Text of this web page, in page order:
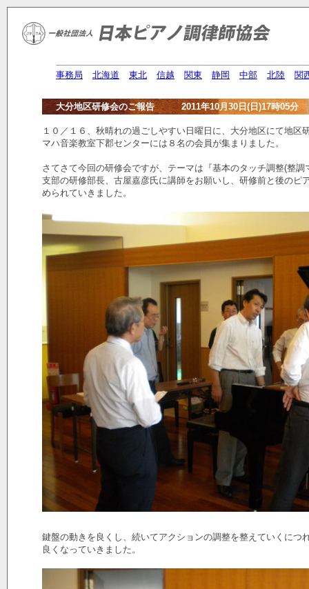
事務局 北海道 東北 信越 関東 静岡 中部 北陸 関
大分地区研修会のご報告 2011年10月30日(日)17時05分
１０／１６、秋晴れの過ごしやすい日曜日に、大分地区にて地区
マハ音楽教室下郡センターには８名の会員が集まりました。
さてさて今回の研修会ですが、テーマは『基本のタッチ調整(整調
支部の研修部長、古屋嘉彦氏に講師をお願いし、研修前と後のピ
められていきました。
鍵盤の動きを良くし、続いてアクションの調整を整えていくにつ
良くなっていきました。